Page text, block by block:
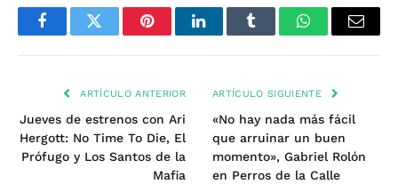
FacebookTwitter PinterestLinkedInTumblr WhatsAppEmail
ARTÍCULO ANTERIOR
Jueves de estrenos con Ari
Hergott: No Time To Die, El
Prófugo y Los Santos de la
Mafia
ARTÍCULO SIGUIENTE
«No hay nada más fácil
que arruinar un buen
momento», Gabriel Rolón
en Perros de la Calle